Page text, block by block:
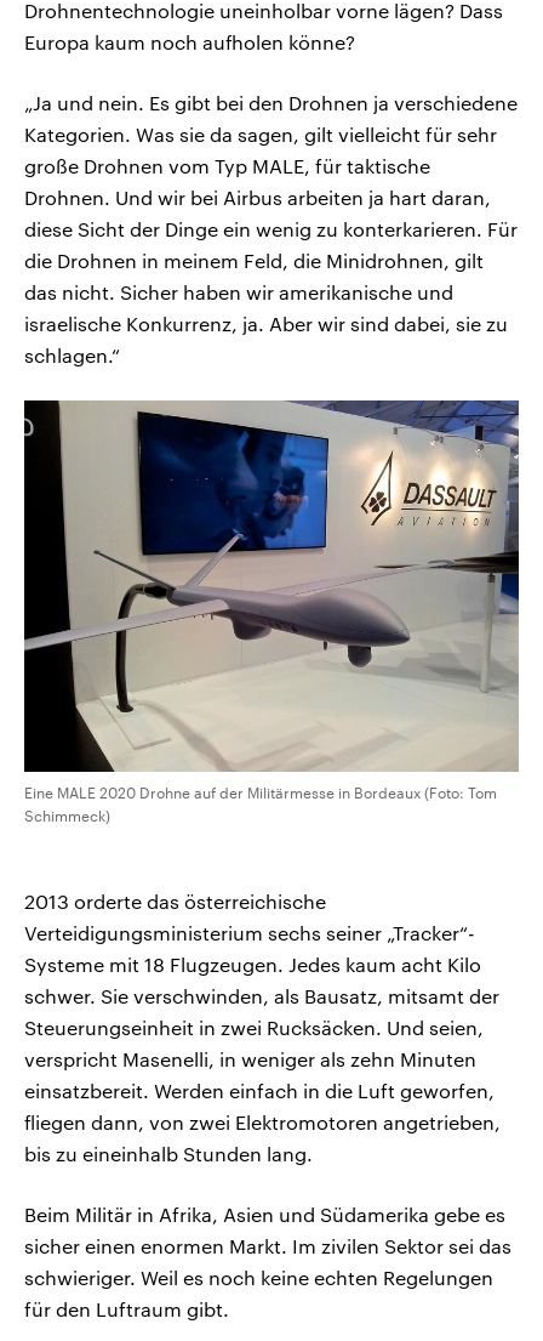
Drohnentechnologie uneinholbar vorne lägen? Dass
Europa kaum noch aufholen könne?
„Ja und nein. Es gibt bei den Drohnen ja verschiedene
Kategorien. Was sie da sagen, gilt vielleicht für sehr
große Drohnen vom Typ MALE, für taktische
Drohnen. Und wir bei Airbus arbeiten ja hart daran,
diese Sicht der Dinge ein wenig zu konterkarieren. Für
die Drohnen in meinem Feld, die Minidrohnen, gilt
das nicht. Sicher haben wir amerikanische und
israelische Konkurrenz, ja. Aber wir sind dabei, sie zu
schlagen.“
Eine MALE 2020 Drohne auf der Militärmesse in Bordeaux (Foto: Tom
Schimmeck)
2013 orderte das österreichische
Verteidigungsministerium sechs seiner „Tracker“-
Systeme mit 18 Flugzeugen. Jedes kaum acht Kilo
schwer. Sie verschwinden, als Bausatz, mitsamt der
Steuerungseinheit in zwei Rucksäcken. Und seien,
verspricht Masenelli, in weniger als zehn Minuten
einsatzbereit. Werden einfach in die Luft geworfen,
fliegen dann, von zwei Elektromotoren angetrieben,
bis zu eineinhalb Stunden lang.
Beim Militär in Afrika, Asien und Südamerika gebe es
sicher einen enormen Markt. Im zivilen Sektor sei das
schwieriger. Weil es noch keine echten Regelungen
für den Luftraum gibt.